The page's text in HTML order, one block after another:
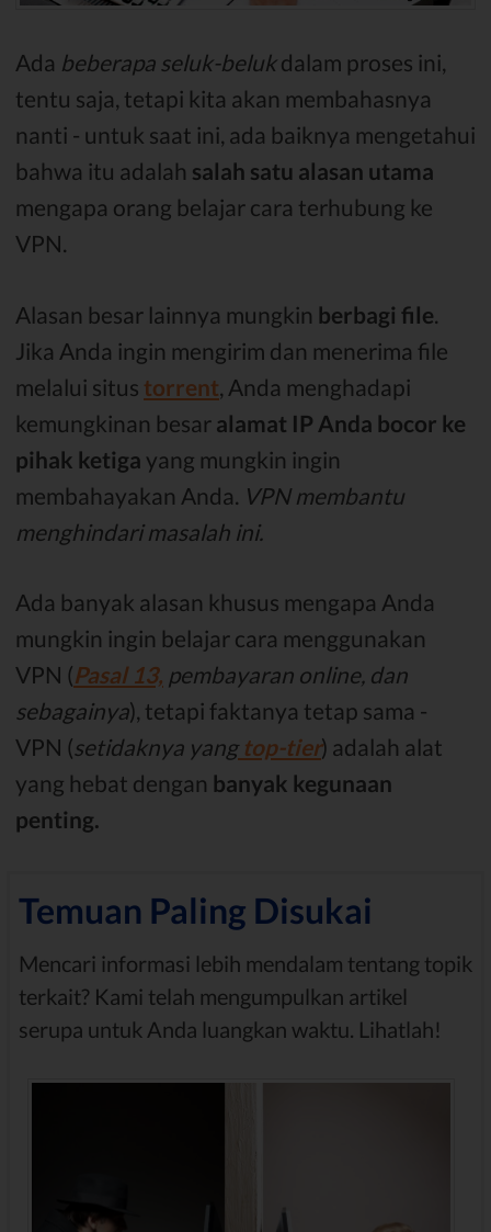
Ada beberapa seluk-belukdalam proses ini,
tentu saja, tetapi kita akan membahasnya
nanti - untuk saat ini, ada baiknya mengetahui
bahwa itu adalah salah satu alasan utama
mengapa orang belajar cara terhubung ke
VPN.
Alasan besar lainnya mungkin berbagi file
Jika Anda ingin mengirim dan menerima file
melalui situs torrent , Anda menghadapi
kemungkinan besar alamat IP Anda bocor ke
pihak ketiga yang mungkin ingin
membahayakan Anda. VPN membantu
menghindari masalah ini.
Ada banyak alasan khusus mengapa Anda
mungkin ingin belajar cara menggunakan
VPN (Pasal 13, pembayaran online, dan
sebagainya), tetapi faktanya tetap sama -
VPN (setidaknya yangtop-tier) adalah alat
yang hebat dengan banyak kegunaan
penting.
Temuan Paling Disukai
Mencari informasi lebih mendalam tentang topik
terkait? Kami telah mengumpulkan artikel
serupa untuk Anda luangkan waktu. Lihatlah!